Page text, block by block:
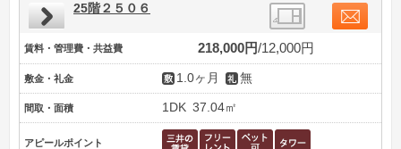
25階２５０６
賃料・管理費・共益費 218,000円 12,000円
敷金・礼金 1.0ヶ月 無
間取・面積 1DK 37.04㎡
アピールポイント